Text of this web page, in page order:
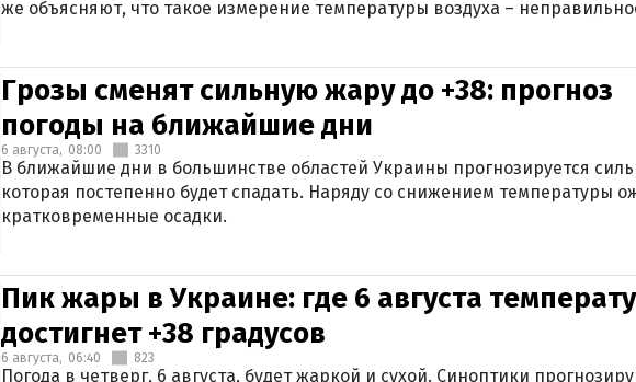
же объясняют, что такое измерение температуры воздуха –
Грозы сменят сильную жару до +38: прогноз
погоды на ближайшие дни
6 августа, 08:00 3310
В ближайшие дни в большинстве областей Украины прогнозируется
которая постепенно будет спадать. Наряду со снижением температуры
кратковременные осадки.
Пик жары в Украине: где 6 августа
достигнет +38 градусов
6 августа, 06:40 823
Погода в четверг, 6 августа, будет жаркой и сухой. Синоптики